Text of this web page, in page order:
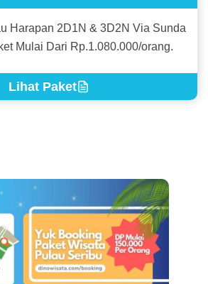
Harapan 2D1N & 3D2N Via Sunda
Mulai Dari Rp.1.080.000/orang.
Lihat Paket